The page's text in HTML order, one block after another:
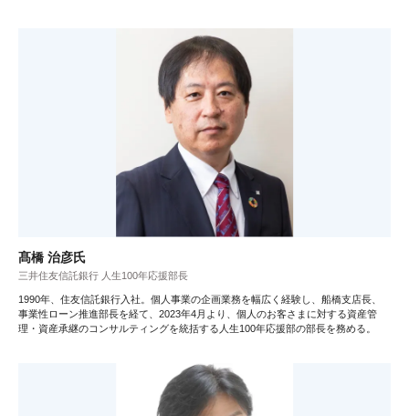
髙橋 治彦氏
三井住友信託銀行 人生100年応援部長
1990年、住友信託銀行入社。個人事業の企画業務を幅広く経験し、船橋支店長、
事業性ローン推進部長を経て、2023年4月より、個人のお客さまに対する資産管
理・資産承継のコンサルティングを統括する人生100年応援部の部長を務める。